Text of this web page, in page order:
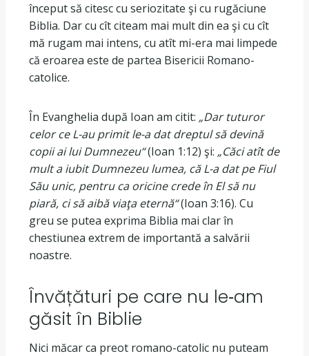
început să citesc cu seriozitate şi cu rugăciune
Biblia. Dar cu cît citeam mai mult din ea şi cu cît
mă rugam mai intens, cu atît mi-era mai limpede
că eroarea este de partea Bisericii Romano-
catolice.
În Evanghelia după Ioan am citit: „Dar tuturor
celor ce L-au primit le-a dat dreptul să devină
copii ai lui Dumnezeu“(Ioan 1:12) şi: „Căci atît de
mult a iubit Dumnezeu lumea, că L-a dat pe Fiul
Său unic, pentru ca oricine crede în El să nu
piară, ci să aibă viaţa eternă“(Ioan 3:16). Cu
greu se putea exprima Biblia mai clar în
chestiunea extrem de importantă a salvării
noastre.
Învățături pe care nu le‐am
găsit în Biblie
Nici măcar ca preot romano-catolic nu puteam